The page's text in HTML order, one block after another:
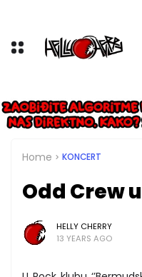
Home KONCERT
Odd Crew
HELLY CHERRY
13 YEARS AGO